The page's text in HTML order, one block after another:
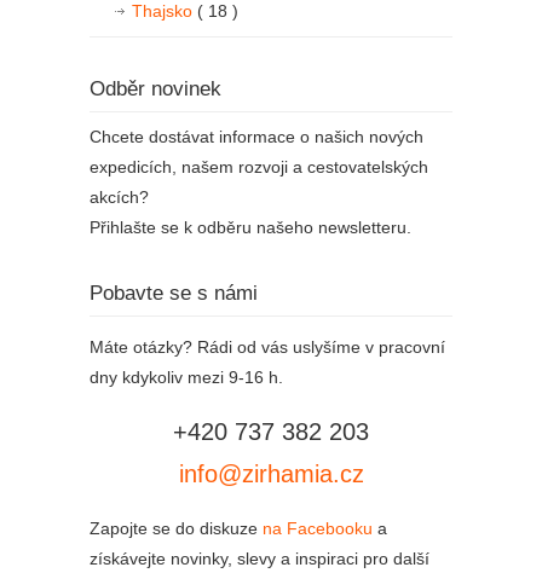
Thajsko ( 18 )
Odběr novinek
Chcete dostávat informace o našich nových
expedicích, našem rozvoji a cestovatelských
akcích?
Přihlašte se k odběru našeho newsletteru.
Pobavte se s námi
Máte otázky? Rádi od vás uslyšíme v pracovní
dny kdykoliv mezi 9-16 h.
+420 737 382 203
info@zirhamia.cz
Zapojte se do diskuze na Facebooku a
získávejte novinky, slevy a inspiraci pro další